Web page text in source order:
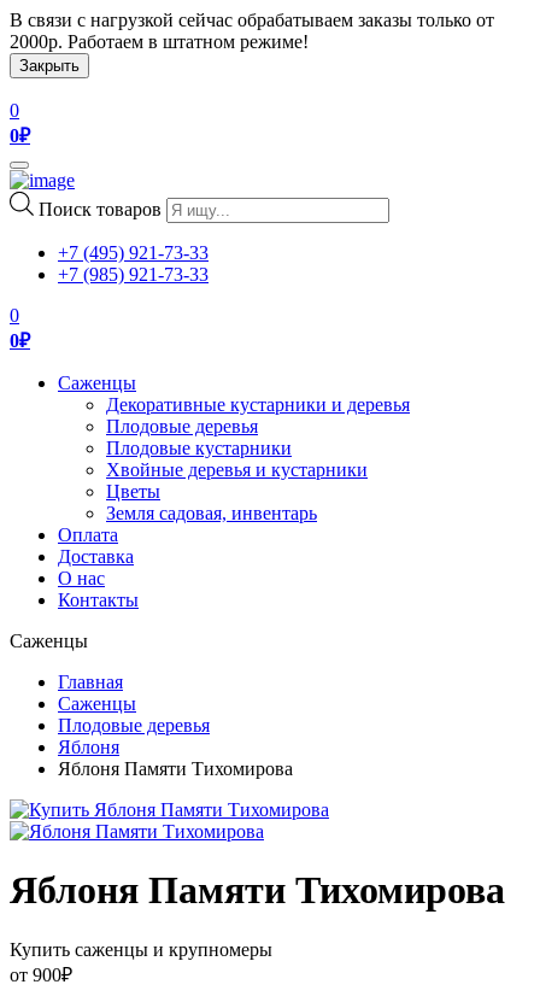
В связи с нагрузкой сейчас обрабатываем заказы только от
2000р. Работаем в штатном режиме!
Закрыть
0
0₽
Toggle
navigation
Поиск товаров
+7 (495) 921-73-33
+7 (985) 921-73-33
0
0₽
Саженцы
Декоративные кустарники и деревья
Плодовые деревья
Плодовые кустарники
Хвойные деревья и кустарники
Цветы
Земля садовая, инвентарь
Оплата
Доставка
О нас
Контакты
Саженцы
Главная
Саженцы
Плодовые деревья
Яблоня
Яблоня Памяти Тихомирова
Яблоня Памяти Тихомирова
Купить саженцы и крупномеры
от 900₽